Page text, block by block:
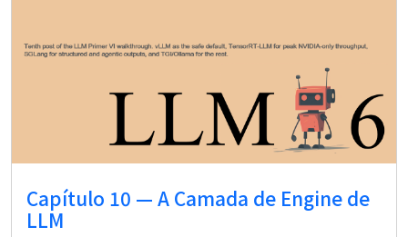
Capítulo 10 — A Camada de Engine de
LLM